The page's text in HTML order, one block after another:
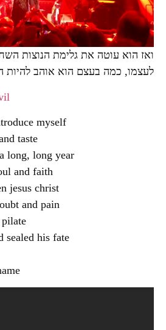
ואז הוא עוטה את גלימת הנוצות
לעצמו, כמה בעצם הוא אוהב להיות
myself
taste
long, long year
and faith
jesus christ
and pain
sealed his fate